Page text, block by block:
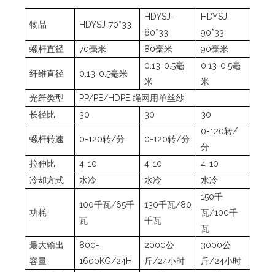
物品 HDYSJ-70*33
HDYSJ-
80*33
HDYSJ-
90*33
螺杆直径
70毫米 80毫米 90毫米
纤维直径 0.13-0.5毫米
0.13-0.5毫
米
0.13-0.5毫
米
光纤类型
PP/PE/HDPE 绳网用单丝纱
长径比 ​
30 30 30
螺杆转速 0-120转/分 0-120转/分
0-120转/
分
拉伸比
4-10 4-10
4-10
冷却方式
水冷 水冷 水冷
功耗
100千瓦/65千
瓦
130千瓦/80
千瓦
150千
瓦/100千
瓦
最大输出
容量
800-
1600KG/24H
2000公
斤/24小时
3000公
斤/24小时